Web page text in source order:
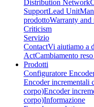
Distribution Network
SupportLead Unit
prodottoWarranty and
Criticism
Servizio
ContactVi aiutiamo a
ActCambiamento
Prodotti
Configuratore
Encoder incrementali
corpo)Encoder
corpo)Informazione